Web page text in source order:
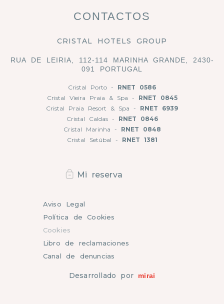
CONTACTOS
CRISTAL HOTELS GROUP
RUA DE LEIRIA, 112-114 MARINHA GRANDE, 2430-
091 PORTUGAL
Cristal Porto - RNET 0586
Cristal Vieira Praia & Spa - RNET 0845
Cristal Praia Resort & Spa - RNET 6939
Cristal Caldas - RNET 0846
Cristal Marinha - RNET 0848
Cristal Setúbal - RNET 1381
Desarrollado por mirai
Aviso Legal
Política de Cookies
Cookies
Libro de reclamaciones
Canal de denuncias
Mi reserva